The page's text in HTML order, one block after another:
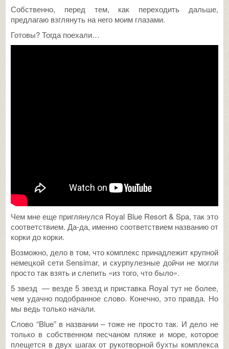
Собственно, перед тем, как переходить дальше,
предлагаю взглянуть на него моим глазами.
Готовы? Тогда поехали…
Чем мне еще приглянулся Royal Blue Resort & Spa, так это
соответствием. Да-да, именно соответствием названию от
корки до корки.
Возможно, дело в том, что комплекс принадлежит крупной
немецкой сети Sensimar, и скурпулезные дойчи не могли
просто так взять и слепить «из того, что было».
5 звезд — везде 5 звезд и приставка Royal тут не более,
чем удачно подобранное слово. Конечно, это правда. Но
мы ведь только начали.
Слово “Blue” в названии – тоже не просто так. И дело не
только в собственном песчаном пляже и море, которое
плещется в двух шагах от рукотворной бухты комплекса